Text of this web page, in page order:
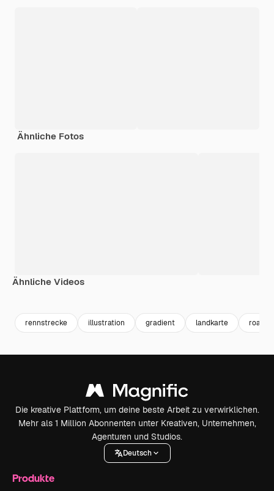
Ähnliche Fotos
Ähnliche Videos
rennstrecke illustration gradient landkarte road
Die kreative Plattform, um deine beste Arbeit zu verwirklichen.
Mehr als 1 Million Abonnenten unter Kreativen, Unternehmen,
Agenturen und Studios.
Deutsch
Produkte